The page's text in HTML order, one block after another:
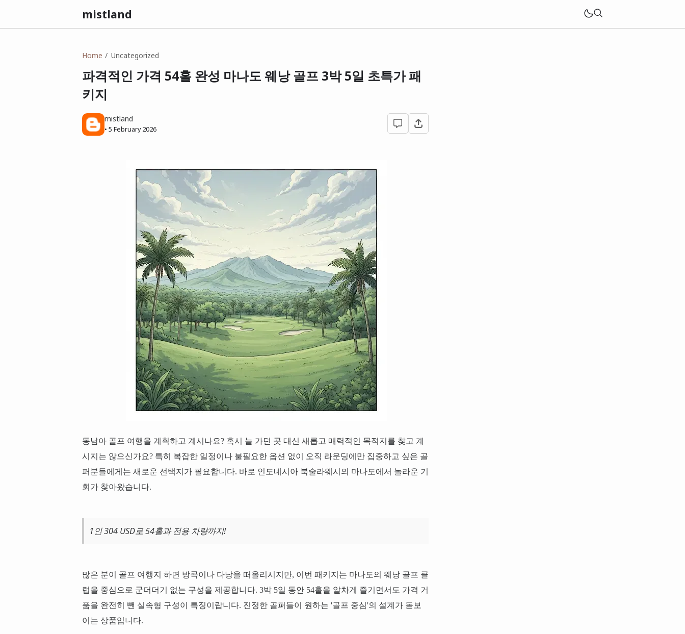
mistland
Home Uncategorized
파격적인 가격 54홀 완성 마나도 웨낭 골프 3박 5일 초특가 패
키지
mistland
• 5 February 2026
동남아 골프 여행을 계획하고 계시나요? 혹시 늘 가던 곳 대신 새롭고 매력적인 목적지를 찾고 계
시지는 않으신가요? 특히 복잡한 일정이나 불필요한 옵션 없이 오직 라운딩에만 집중하고 싶은 골
퍼분들에게는 새로운 선택지가 필요합니다. 바로 인도네시아 북술라웨시의 마나도에서 놀라운 기
회가 찾아왔습니다.
1인 304 USD로 54홀과 전용 차량까지!
많은 분이 골프 여행지 하면 방콕이나 다낭을 떠올리시지만, 이번 패키지는 마나도의 웨낭 골프 클
럽을 중심으로 군더더기 없는 구성을 제공합니다. 3박 5일 동안 54홀을 알차게 즐기면서도 가격 거
품을 완전히 뺀 실속형 구성이 특징이랍니다. 진정한 골퍼들이 원하는 '골프 중심'의 설계가 돋보
이는 상품입니다.